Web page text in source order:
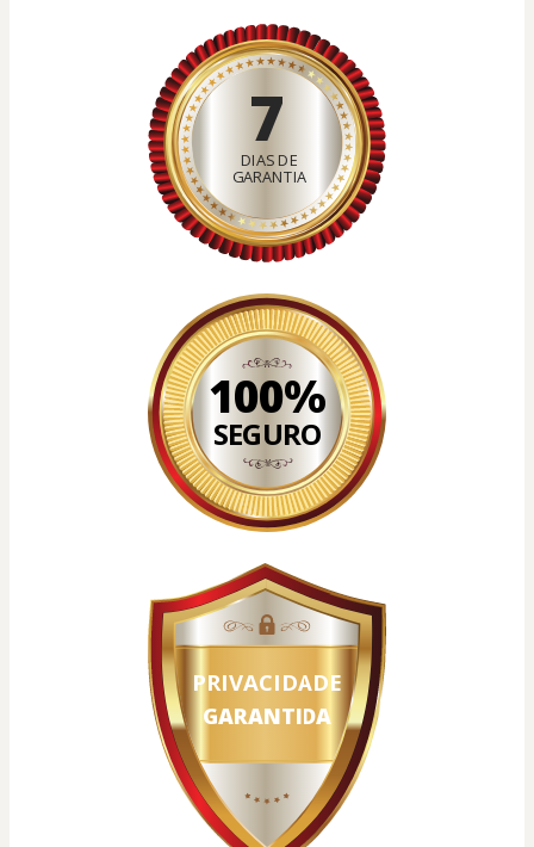
7
DIAS DE
GARANTIA
100%
SEGURO
PRIVACIDADE
GARANTIDA